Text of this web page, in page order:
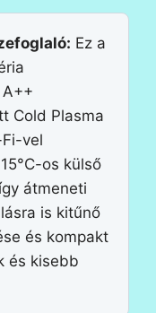
Ez a
Cold Plasma
vel
os külső
átmeneti
is kitűnő
és kompakt
és kisebb